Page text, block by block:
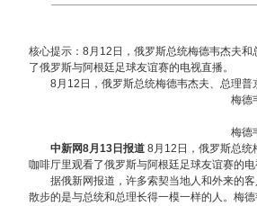
核心提示：8月12日，俄罗斯总统梅德韦杰夫
了俄罗斯与阿根廷足球友谊赛的电视直播。
8月12日，俄罗斯总统梅德韦杰夫、总理普
梅德
梅德
中新网8月13日报道8月12日，俄罗斯总统
咖啡厅里观看了俄罗斯与阿根廷足球友谊赛的
据俄新网报道，许多索契当地人和外来的
散步的是与总统和总理长得一模一样的人。梅